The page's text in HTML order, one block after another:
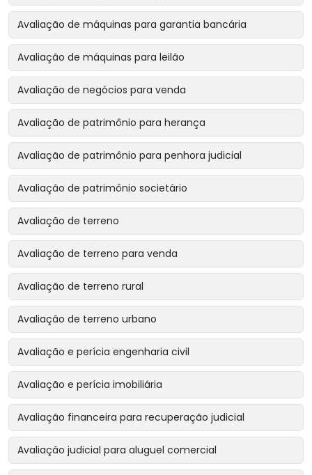
Avaliação de máquinas para garantia bancária
Avaliação de máquinas para leilão
Avaliação de negócios para venda
Avaliação de patrimônio para herança
Avaliação de patrimônio para penhora judicial
Avaliação de patrimônio societário
Avaliação de terreno
Avaliação de terreno para venda
Avaliação de terreno rural
Avaliação de terreno urbano
Avaliação e perícia engenharia civil
Avaliação e perícia imobiliária
Avaliação financeira para recuperação judicial
Avaliação judicial para aluguel comercial